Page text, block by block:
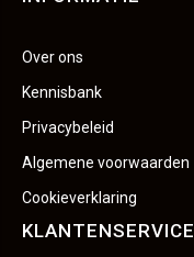
Over ons
Kennisbank
Privacybeleid
Algemene voorwaarden
Cookieverklaring
KLANTENSERVICE